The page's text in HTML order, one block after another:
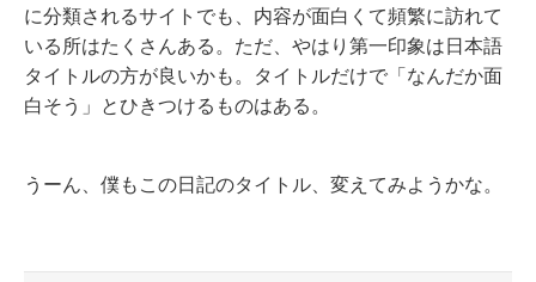
に分類されるサイトでも、内容が面白くて頻繁に訪れて
いる所はたくさんある。ただ、やはり第一印象は日本語
タイトルの方が良いかも。タイトルだけで「なんだか面
白そう」とひきつけるものはある。
うーん、僕もこの日記のタイトル、変えてみようかな。